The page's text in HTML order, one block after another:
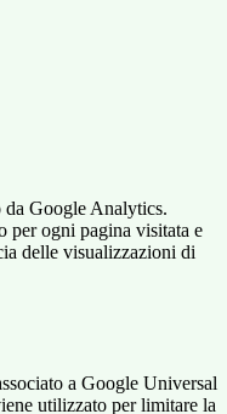
da Google Analytics.
per ogni pagina visitata e
delle visualizzazioni di
a Google Universal
utilizzato per limitare la